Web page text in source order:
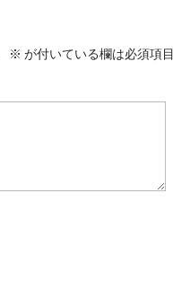
※ が付いている欄は必須項